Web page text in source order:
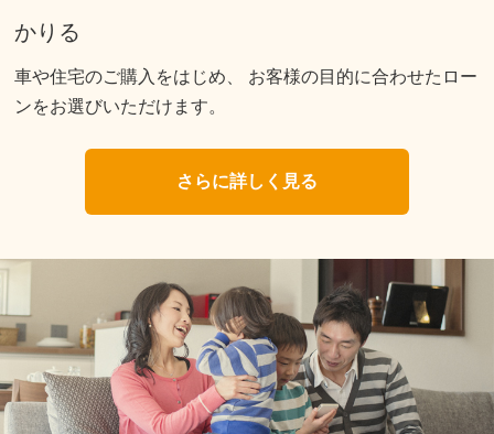
かりる
車や住宅のご購入をはじめ、
お客様の目的に合わせたロー
ンをお選びいただけます。
さらに詳しく見る